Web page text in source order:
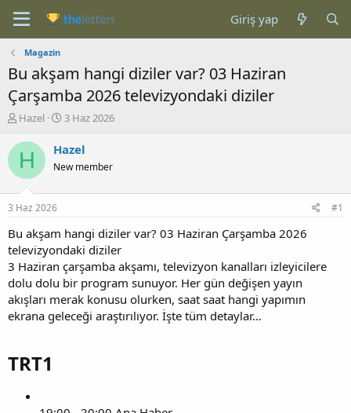
Giriş yap
Magazin
Bu akşam hangi diziler var? 03 Haziran
Çarşamba 2026 televizyondaki diziler
K
n
b
u
u
b
a
ş
l
a
t
a
n
Hazel
B
ş
a
ç
a
r
i
h
i
3 Haz 2026
H Hazel
New member
3 Haz 2026 #1
Bu akşam hangi diziler var? 03 Haziran Çarşamba 2026
televizyondaki diziler
3 Haziran çarşamba akşamı, televizyon kanalları izleyicilere
dolu dolu bir program sunuyor. Her gün değişen yayın
akışları merak konusu olurken, saat saat hangi yapımın
ekrana geleceği araştırılıyor. İşte tüm detaylar...
TRT1​